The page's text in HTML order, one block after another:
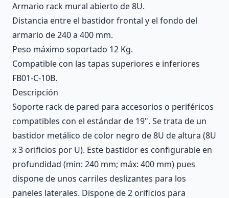
Armario rack mural abierto de 8U.
Distancia entre el bastidor frontal y el fondo del
armario de 240 a 400 mm.
Peso máximo soportado 12 Kg.
Compatible con las tapas superiores e inferiores
FB01-C-10B.
Descripción
Soporte rack de pared para accesorios o periféricos
compatibles con el estándar de 19". Se trata de un
bastidor metálico de color negro de 8U de altura (8U
x 3 orificios por U). Este bastidor es configurable en
profundidad (min: 240 mm; máx: 400 mm) pues
dispone de unos carriles deslizantes para los
paneles laterales. Dispone de 2 orificios para